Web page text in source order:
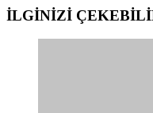
İLGİNİZİ